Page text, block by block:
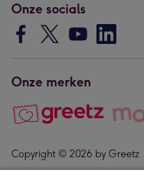
Onze socials
Onze merken
Copyright © 2026 by Greetz